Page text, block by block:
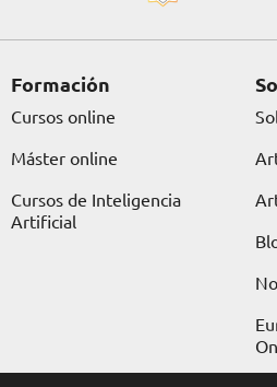
Formación
Cursos online
Máster online
Cursos de Inteligencia
Artificial